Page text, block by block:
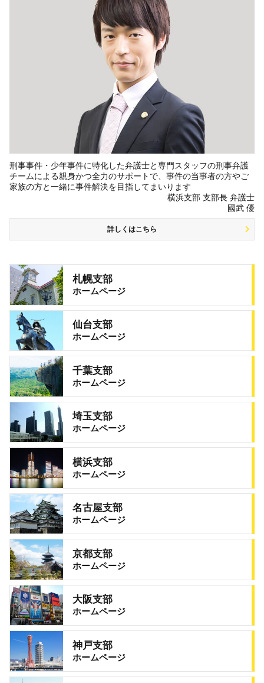
刑事事件・少年事件に特化した弁護士と専門スタッフの刑事弁護
チームによる親身かつ全力のサポートで、事件の当事者の方やご
家族の方と一緒に事件解決を目指してまいります
横浜支部 支部長 弁護士
國武 優
詳しくはこちら
札幌支部
ホームページ
仙台支部
ホームページ
千葉支部
ホームページ
埼玉支部
ホームページ
横浜支部
ホームページ
名古屋支部
ホームページ
京都支部
ホームページ
大阪支部
ホームページ
神戸支部
ホームページ